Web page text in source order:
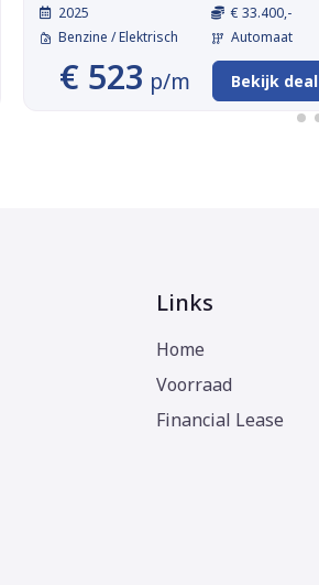
2025
Benzine / Elektrisch
€ 33.400,-
Automaat
€ 523 p/m Bekijk deal
Links
Home
Voorraad
Financial Lease